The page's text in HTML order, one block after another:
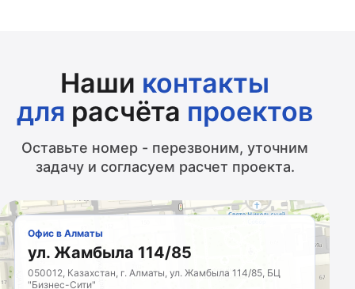
Наши контакты
для расчёта проектов
Оставьте номер - перезвоним, уточним
задачу и согласуем расчет проекта.
Офис в Алматы
ул. Жамбыла 114/85
050012, Казахстан, г. Алматы, ул. Жамбыла 114/85, БЦ
"Бизнес-Сити"